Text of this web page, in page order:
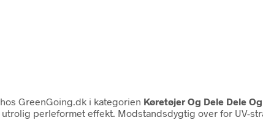
hos GreenGoing.dk i kategorien Køretøjer Og Dele Dele
perleformet effekt. Modstandsdygtig over for UV-